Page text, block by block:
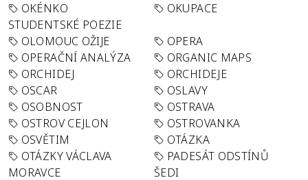
OKÉNKO
STUDENTSKÉ POEZIE
OKUPACE
OLOMOUC OŽIJE
OPERA
OPERAČNÍ ANALÝZA
ORGANIC MAPS
ORCHIDEJ
ORCHIDEJE
OSCAR
OSLAVY
OSOBNOST
OSTRAVA
OSTROV CEJLON
OSTROVANKA
OSVĚTIM
OTÁZKA
OTÁZKY VÁCLAVA
MORAVCE
PADESÁT ODSTÍNŮ
ŠEDI